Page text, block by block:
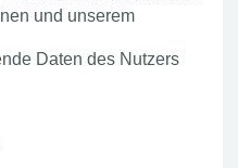
und unserem
Daten des Nutzers